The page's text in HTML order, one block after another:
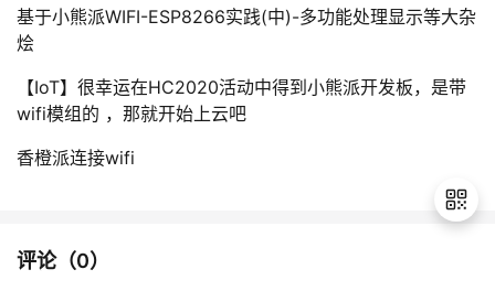
基于小熊派WIFI-ESP8266实践(中)-多功能处理显示等大杂
烩
【IoT】很幸运在HC2020活动中得到小熊派开发板，是带
wifi模组的 ，那就开始上云吧
香橙派连接wifi
评论（0）